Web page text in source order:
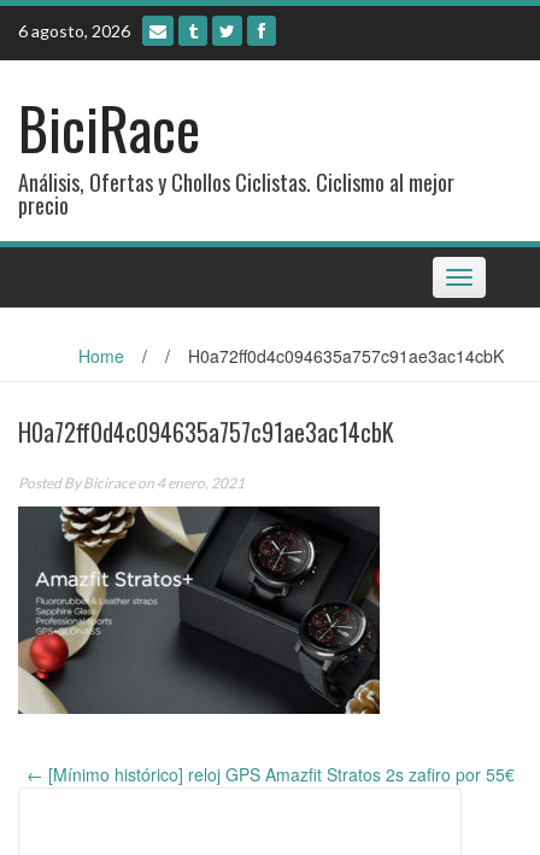
Skip
content
6 agosto, 2026
BiciRace
Análisis, Ofertas y Chollos Ciclistas. Ciclismo al mejor
precio
Toggle
navigation
Home / / H0a72ff0d4c094635a757c91ae3ac14cbK
H0a72ff0d4c094635a757c91ae3ac14cbK
Posted ByBiciraceon 4 enero, 2021
Post
← [Mínimo histórico] reloj GPS Amazfit Stratos 2s zafiro por 55€